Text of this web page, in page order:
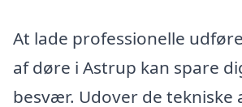
At lade professionelle
af døre i Astrup kan spare
besvær. Udover de tekniske